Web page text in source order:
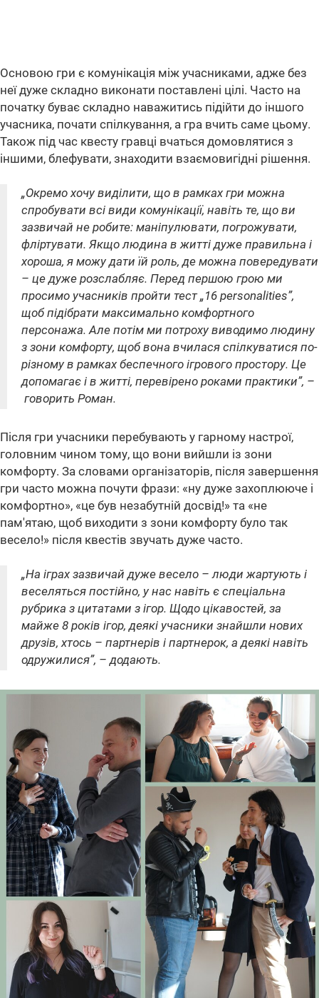
Основою гри є комунікація між учасниками, адже без
неї дуже складно виконати поставлені цілі. Часто на
початку буває складно наважитись підійти до іншого
учасника, почати спілкування, а гра вчить саме цьому.
Також під час квесту гравці вчаться домовлятися з
іншими, блефувати, знаходити взаємовигідні рішення.
„Окремо хочу виділити, що в рамках гри можна
спробувати всі види комунікації, навіть те, що ви
зазвичай не робите: маніпулювати, погрожувати,
фліртувати. Якщо людина в житті дуже правильна і
хороша, я можу дати їй роль, де можна повередувати
– це дуже розслабляє. Перед першою грою ми
просимо учасників пройти тест „16 personalities”,
щоб підібрати максимально комфортного
персонажа. Але потім ми потроху виводимо людину
з зони комфорту, щоб вона вчилася спілкуватися по-
різному в рамках беспечного ігрового простору. Це
допомагає і в житті, перевірено роками практики”, –
говорить Роман.
Після гри учасники перебувають у гарному настрої,
головним чином тому, що вони вийшли із зони
комфорту. За словами організаторів, після завершення
гри часто можна почути фрази: «ну дуже захоплююче і
комфортно», «це був незабутній досвід!» та «не
пам'ятаю, щоб виходити з зони комфорту було так
весело!» після квестів звучать дуже часто.
„На іграх зазвичай дуже весело – люди жартують і
веселяться постійно, у нас навіть є спеціальна
рубрика з цитатами з ігор. Щодо цікавостей, за
майже 8 років ігор, деякі учасники знайшли нових
друзів, хтось – партнерів і партнерок, а деякі навіть
одружилися”, – додають.